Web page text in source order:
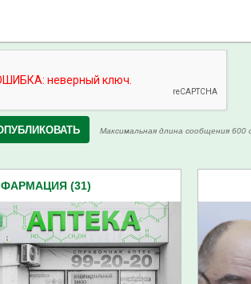
Максимальная длина сообщения 600
ФАРМАЦИЯ (31)